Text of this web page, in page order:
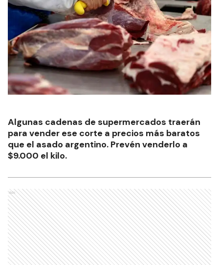
Algunas cadenas de supermercados traerán
para vender ese corte a precios más baratos
que el asado argentino. Prevén venderlo a
$9.000 el kilo.
Ads